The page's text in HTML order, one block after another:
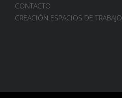
CONTACTO
CREACIÓN ESPACIOS DE TRABAJO